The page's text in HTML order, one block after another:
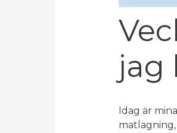
jag
Idag är